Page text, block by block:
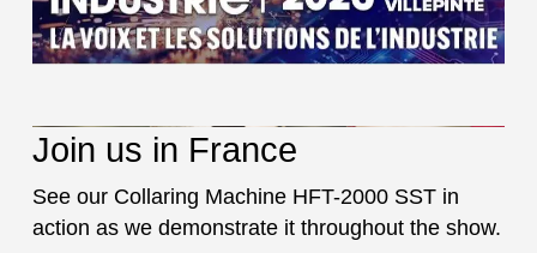
Join us in France
See our Collaring Machine HFT-2000 SST in
action as we demonstrate it throughout the show.